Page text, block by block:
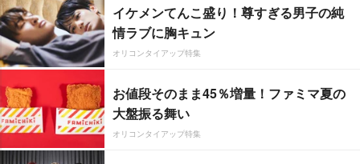
イケメンてんこ盛り！尊すぎる男子の純
情ラブに胸キュン
オリコンタイアップ特集
お値段そのまま45％増量！ファミマ夏の
大盤振る舞い
オリコンタイアップ特集